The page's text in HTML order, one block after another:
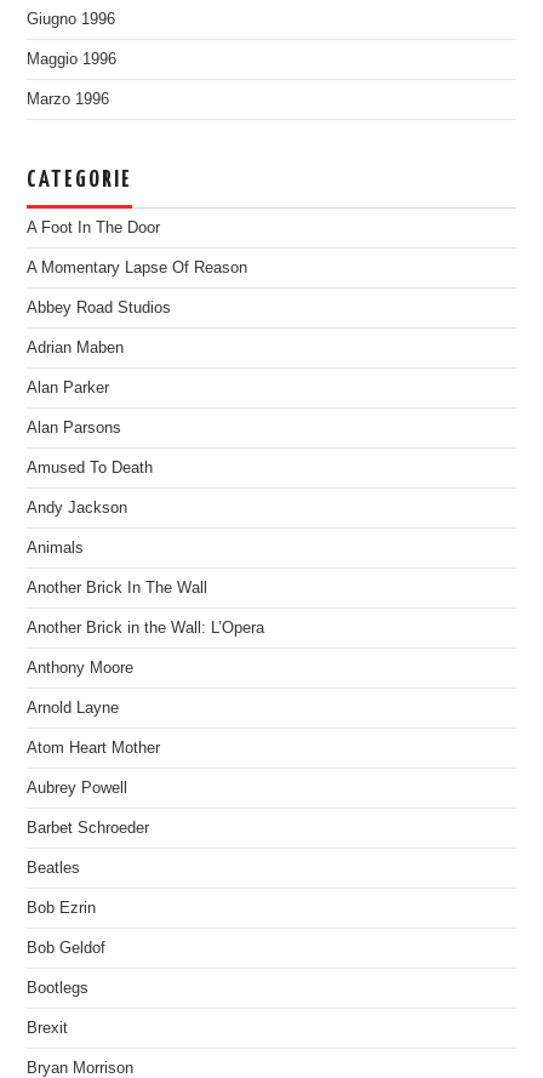
Giugno 1996
Maggio 1996
Marzo 1996
CATEGORIE
A Foot In The Door
A Momentary Lapse Of Reason
Abbey Road Studios
Adrian Maben
Alan Parker
Alan Parsons
Amused To Death
Andy Jackson
Animals
Another Brick In The Wall
Another Brick in the Wall: L’Opera
Anthony Moore
Arnold Layne
Atom Heart Mother
Aubrey Powell
Barbet Schroeder
Beatles
Bob Ezrin
Bob Geldof
Bootlegs
Brexit
Bryan Morrison